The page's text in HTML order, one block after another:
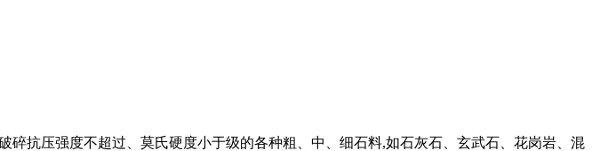
抗压强度不超过、莫氏硬度小于级的各种粗、中、细石料,如石灰石、玄武石、花岗岩、混